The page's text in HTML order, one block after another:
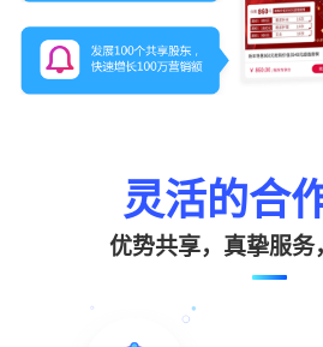
灵活的合
优势共享，真挚服务